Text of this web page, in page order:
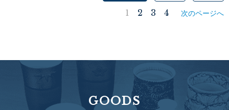
1 2 3 4 次のページへ
GOODS